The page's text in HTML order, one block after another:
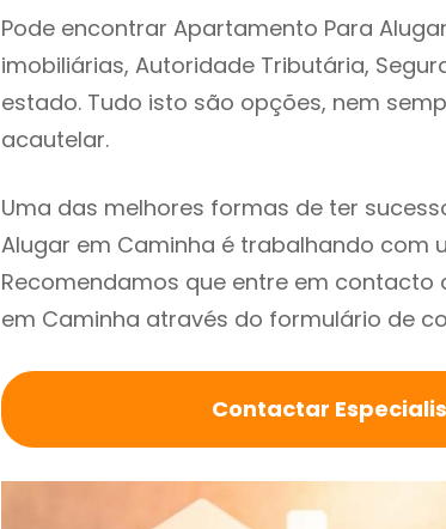
Pode encontrar Apartamento Para
imobiliárias, Autoridade Tributária,
estado. Tudo isto são opções, nem
acautelar.
Uma das melhores formas de ter
Alugar em Caminha é trabalhando com
Recomendamos que entre em
em Caminha através do formulário de
Contactar